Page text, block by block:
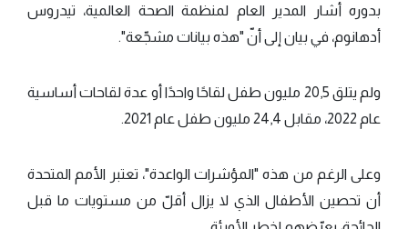
بدوره أشار المدير العام لمنظمة الصحة العالمية، تيدروس
أدهانوم، في بيان إلى أنّ "هذه بيانات مشجّعة".
ولم يتلق 20,5 مليون طفل لقاحًا واحدًا أو عدة لقاحات أساسية
عام 2022، مقابل 24,4 مليون طفل عام 2021.
وعلى الرغم من هذه "المؤشرات الواعدة"، تعتبر الأمم المتحدة
أن تحصين الأطفال الذي لا يزال أقلّ من مستويات ما قبل